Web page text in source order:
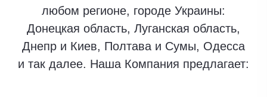
любом регионе, городе Украины:
Донецкая область, Луганская область,
Днепр и Киев, Полтава и Сумы, Одесса
и так далее. Наша Компания предлагает: